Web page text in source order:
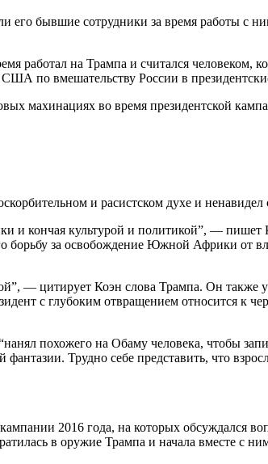
его бывшие сотрудники за время работы с
на Трампа и считался человеком,
по вмешательству России в
махинациях во время президентской
и расистском духе и
и кончая культурой и политикой”, — пишет
борьбу за освобождение Южной Африки от
— цитирует Коэн слова Трампа. Он также
с глубоким отвращением относится к
похожего на Обаму человека, чтобы
Трудно себе представить, что
2016 года, на которых обсуждался
в оружие Трампа и начала вместе с